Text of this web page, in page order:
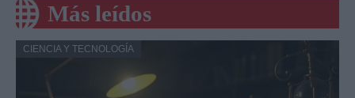
Más leídos
CIENCIA Y TECNOLOGÍA